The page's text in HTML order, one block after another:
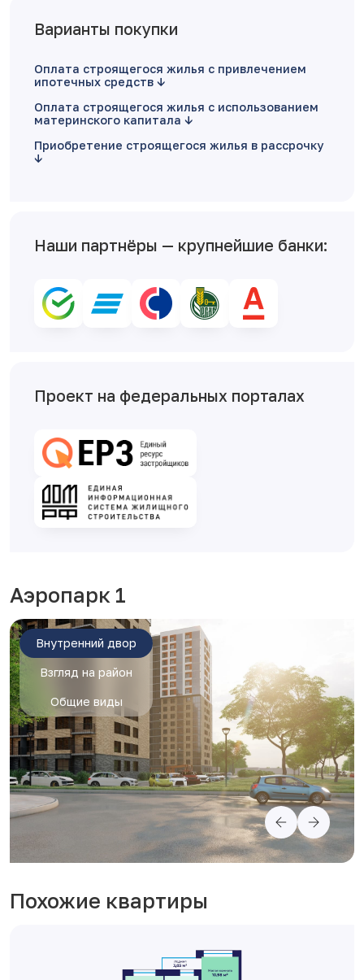
Варианты покупки
Оплата строящегося жилья с привлечением
ипотечных средств
Оплата строящегося жилья с использованием
материнского капитала
Приобретение строящегося жилья в рассрочку
Наши партнёры — крупнейшие банки:
Проект на федеральных порталах
Аэропарк 1
Внутренний двор
Взгляд на район
Общие виды
Похожие квартиры